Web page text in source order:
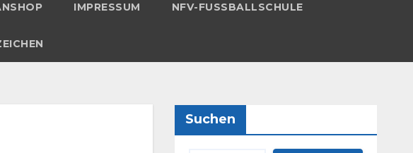
IMPRESSUM NFV-FUSSBALLSCHULE
Suchen